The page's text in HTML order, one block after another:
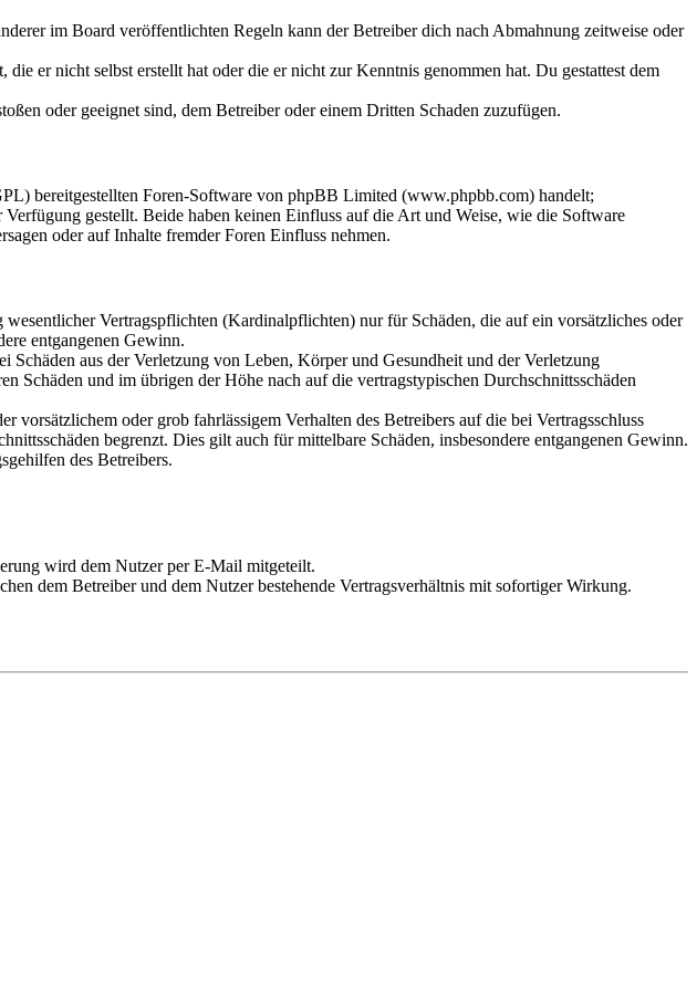
im Board veröffentlichten Regeln kann der Betreiber dich nach Abmahnung zeitweise oder
er nicht selbst erstellt hat oder die er nicht zur Kenntnis genommen hat. Du gestattest dem
oder geeignet sind, dem Betreiber oder einem Dritten Schaden zuzufügen.
bereitgestellten Foren-Software von phpBB Limited (www.phpbb.com) handelt;
gestellt. Beide haben keinen Einfluss auf die Art und Weise, wie die Software
oder auf Inhalte fremder Foren Einfluss nehmen.
Vertragspflichten (Kardinalpflichten) nur für Schäden, die auf ein vorsätzliches oder
entgangenen Gewinn.
aus der Verletzung von Leben, Körper und Gesundheit und der Verletzung
Schäden und im übrigen der Höhe nach auf die vertragstypischen Durchschnittsschäden
oder grob fahrlässigem Verhalten des Betreibers auf die bei Vertragsschluss
begrenzt. Dies gilt auch für mittelbare Schäden, insbesondere entgangenen Gewinn.
des Betreibers.
wird dem Nutzer per E-Mail mitgeteilt.
dem Betreiber und dem Nutzer bestehende Vertragsverhältnis mit sofortiger Wirkung.